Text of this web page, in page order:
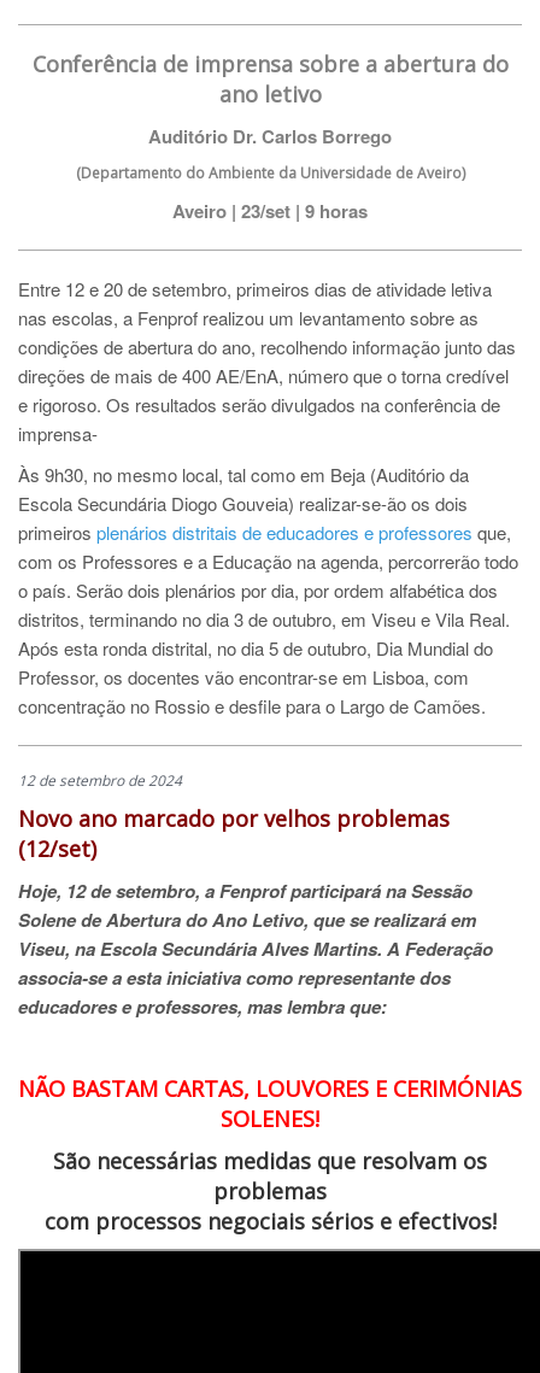
Conferência de imprensa sobre a abertura do
ano letivo
Auditório Dr. Carlos Borrego
(Departamento do Ambiente da Universidade de Aveiro)
Aveiro | 23/set | 9 horas
Entre 12 e 20 de setembro, primeiros dias de atividade letiva
nas escolas, a Fenprof realizou um levantamento sobre as
condições de abertura do ano, recolhendo informação junto das
direções de mais de 400 AE/EnA, número que o torna credível
e rigoroso. Os resultados serão divulgados na conferência de
imprensa-
Às 9h30, no mesmo local, tal como em Beja (Auditório da
Escola Secundária Diogo Gouveia) realizar-se-ão os dois
primeiros plenários distritais de educadores e professores que,
com os Professores e a Educação na agenda, percorrerão todo
o país. Serão dois plenários por dia, por ordem alfabética dos
distritos, terminando no dia 3 de outubro, em Viseu e Vila Real.
Após esta ronda distrital, no dia 5 de outubro, Dia Mundial do
Professor, os docentes vão encontrar-se em Lisboa, com
concentração no Rossio e desfile para o Largo de Camões.
12 de setembro de 2024
Novo ano marcado por velhos problemas
(12/set)
Hoje, 12 de setembro, a Fenprof participará na Sessão
Solene de Abertura do Ano Letivo, que se realizará em
Viseu, na Escola Secundária Alves Martins. A Federação
associa-se a esta iniciativa como representante dos
educadores e professores, mas lembra que:
NÃO BASTAM CARTAS, LOUVORES E CERIMÓNIAS
SOLENES!
São necessárias medidas que resolvam os
problemas
com processos negociais sérios e efectivos!